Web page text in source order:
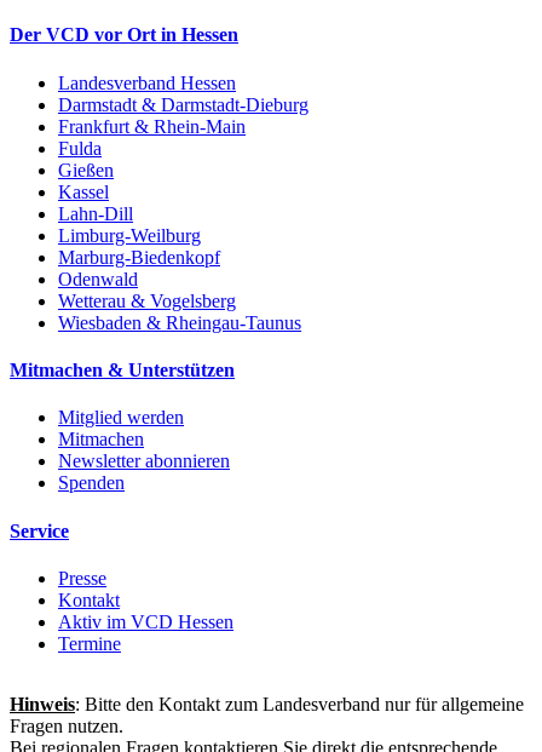
Der VCD vor Ort in Hessen
Landesverband Hessen
Darmstadt & Darmstadt-Dieburg
Frankfurt & Rhein-Main
Fulda
Gießen
Kassel
Lahn-Dill
Limburg-Weilburg
Marburg-Biedenkopf
Odenwald
Wetterau & Vogelsberg
Wiesbaden & Rheingau-Taunus
Mitmachen & Unterstützen
Mitglied werden
Mitmachen
Newsletter abonnieren
Spenden
Service
Presse
Kontakt
Aktiv im VCD Hessen
Termine
Hinweis: Bitte den Kontakt zum Landesverband nur für allgemeine
Fragen nutzen.
Bei regionalen Fragen kontaktieren Sie direkt die entsprechende